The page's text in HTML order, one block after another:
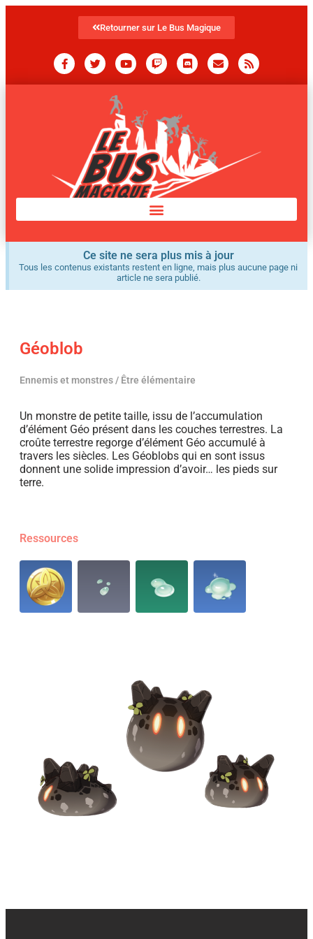
Retourner sur Le Bus Magique
Ce site ne sera plus mis à jour
Tous les contenus existants restent en ligne, mais plus aucune page ni
article ne sera publié.
Géoblob
Ennemis et monstres / Être élémentaire
Un monstre de petite taille, issu de l’accumulation
d’élément Géo présent dans les couches terrestres. La
croûte terrestre regorge d’élément Géo accumulé à
travers les siècles. Les Géoblobs qui en sont issus
donnent une solide impression d’avoir… les pieds sur
terre.
Ressources